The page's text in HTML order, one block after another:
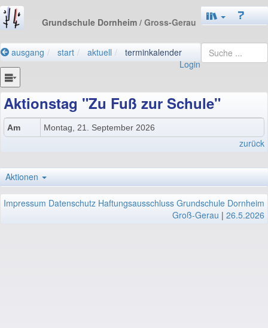
Grundschule Dornheim / Gross-Gerau
ausgang start aktuell
terminkalender
Login
Aktionstag "Zu Fuß zur Schule"
Am Montag, 21. September 2026
zurück
Aktionen
Impressum Datenschutz Haftungsausschluss Grundschule Dornheim
Groß-Gerau | 26.5.2026